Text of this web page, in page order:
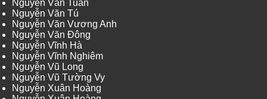
Nguyễn Văn Tuấn
Nguyễn Văn Tú
Nguyễn Văn Vương Anh
Nguyễn Văn Đông
Nguyễn Vĩnh Hà
Nguyễn Vĩnh Nghiêm
Nguyễn Vũ Long
Nguyễn Vũ Tường Vy
Nguyễn Xuân Hoàng